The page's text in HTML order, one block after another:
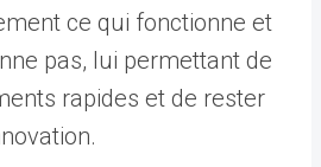
ce qui fonctionne et
pas, lui permettant de
rapides et de rester